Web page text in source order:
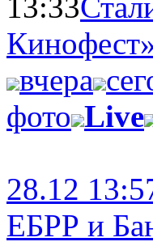
13:33
вчера
фото Live
28.12
ЕБРР и